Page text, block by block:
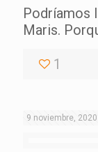
Podríamos
Maris.
1
9 noviembre, 2020